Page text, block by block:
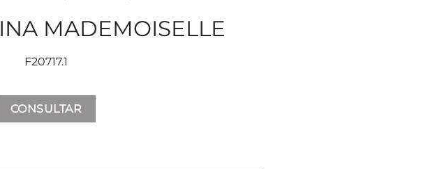
MADEMOISELLE
F20717.1
CONSULTAR